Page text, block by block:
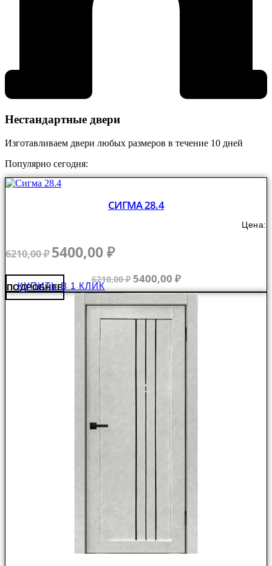
Нестандартные двери
Изготавливаем двери любых размеров в течение 10 дней
Популярно сегодня:
СИГМА 28.4
Цена:
6210,00₽ Первоначальная
цена
составляла
6210,00 ₽.
5400,00₽Текущая
5400,00 ₽.
6210,00₽ Первоначальная
цена
6210,00 ₽.
5400,00 ₽Текущая
цена:
ПОДРОБНЕЕ
КУПИТЬ В 1 КЛИК